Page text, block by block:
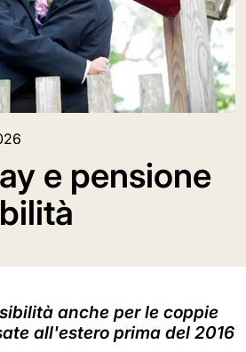
e pensione
anche per le coppie
all'estero prima del 2016